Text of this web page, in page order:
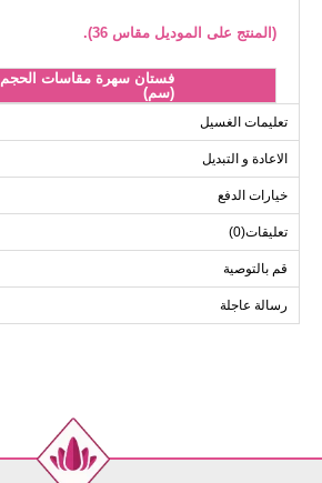
(المنتج على الموديل مقاس 36).
فستان سهرة مقاسات الحجم
(سم)
الحجم
38
96
تعليمات الغسيل
الاعادة و التبديل
خيارات الدفع
تعليقات(0)
قم بالتوصية
رسالة عاجلة